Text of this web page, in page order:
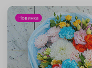
Новинка